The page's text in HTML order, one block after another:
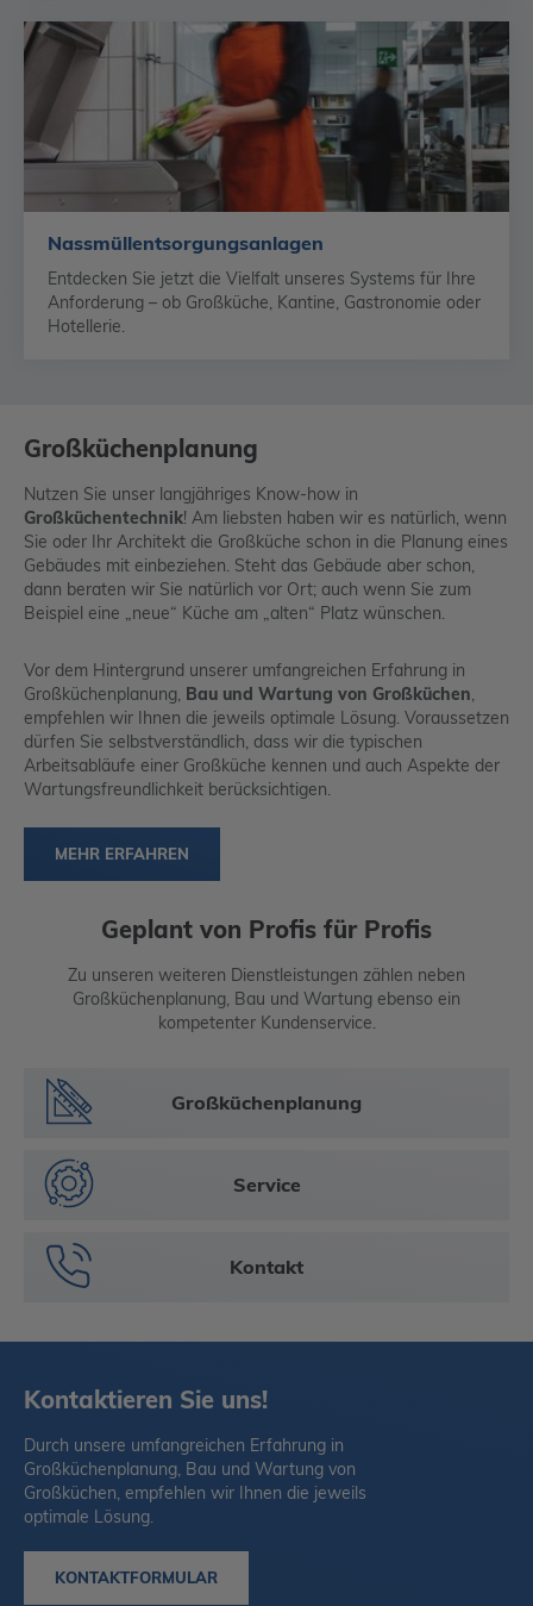
Nassmüll­entsorgungs­anlagen
Entdecken Sie jetzt die Vielfalt unseres Systems für Ihre
Anforderung – ob Großküche, Kantine, Gastronomie oder
Hotellerie.
Großküchenplanung
Nutzen Sie unser langjähriges Know-how in
Großküchentechnik! Am liebsten haben wir es natürlich, wenn
Sie oder Ihr Architekt die Großküche schon in die Planung eines
Gebäudes mit einbeziehen. Steht das Gebäude aber schon,
dann beraten wir Sie natürlich vor Ort; auch wenn Sie zum
Beispiel eine „neue“ Küche am „alten“ Platz wünschen.
Vor dem Hintergrund unserer umfangreichen Erfahrung in
Großküchenplanung, Bau und Wartung von Großküchen,
empfehlen wir Ihnen die jeweils optimale Lösung. Voraussetzen
dürfen Sie selbstverständlich, dass wir die typischen
Arbeitsabläufe einer Großküche kennen und auch Aspekte der
Wartungsfreundlichkeit berücksichtigen.
MEHR ERFAHREN
Geplant von Profis für Profis
Zu unseren weiteren Dienstleistungen zählen neben
Großküchenplanung, Bau und Wartung ebenso ein
kompetenter Kundenservice.
Großküchen­planung
Service
Kontakt
Kontaktieren Sie uns!
Durch unsere umfangreichen Erfahrung in
Großküchenplanung, Bau und Wartung von
Großküchen, empfehlen wir Ihnen die jeweils
optimale Lösung.
KONTAKTFORMULAR